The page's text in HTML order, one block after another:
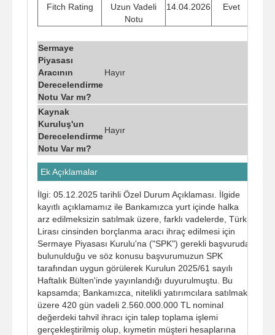
Fitch Rating
Uzun Vadeli
Notu
14.04.2026 Evet
Sermaye
Piyasası
Aracının
Derecelendirme
Notu Var mı?
Hayır
Kaynak
Kuruluş'un
Derecelendirme
Notu Var mı?
Hayır
Ek Açıklamalar
İlgi: 05.12.2025 tarihli Özel Durum Açıklaması. İlgide
kayıtlı açıklamamız ile Bankamızca yurt içinde halka
arz edilmeksizin satılmak üzere, farklı vadelerde, Türk
Lirası cinsinden borçlanma aracı ihraç edilmesi için
Sermaye Piyasası Kurulu'na ("SPK") gerekli başvuruda
bulunulduğu ve söz konusu başvurumuzun SPK
tarafından uygun görülerek Kurulun 2025/61 sayılı
Haftalık Bülten'inde yayınlandığı duyurulmuştu. Bu
kapsamda; Bankamızca, nitelikli yatırımcılara satılmak
üzere 420 gün vadeli 2.560.000.000 TL nominal
değerdeki tahvil ihracı için talep toplama işlemi
gerçekleştirilmiş olup, kıymetin müşteri hesaplarına